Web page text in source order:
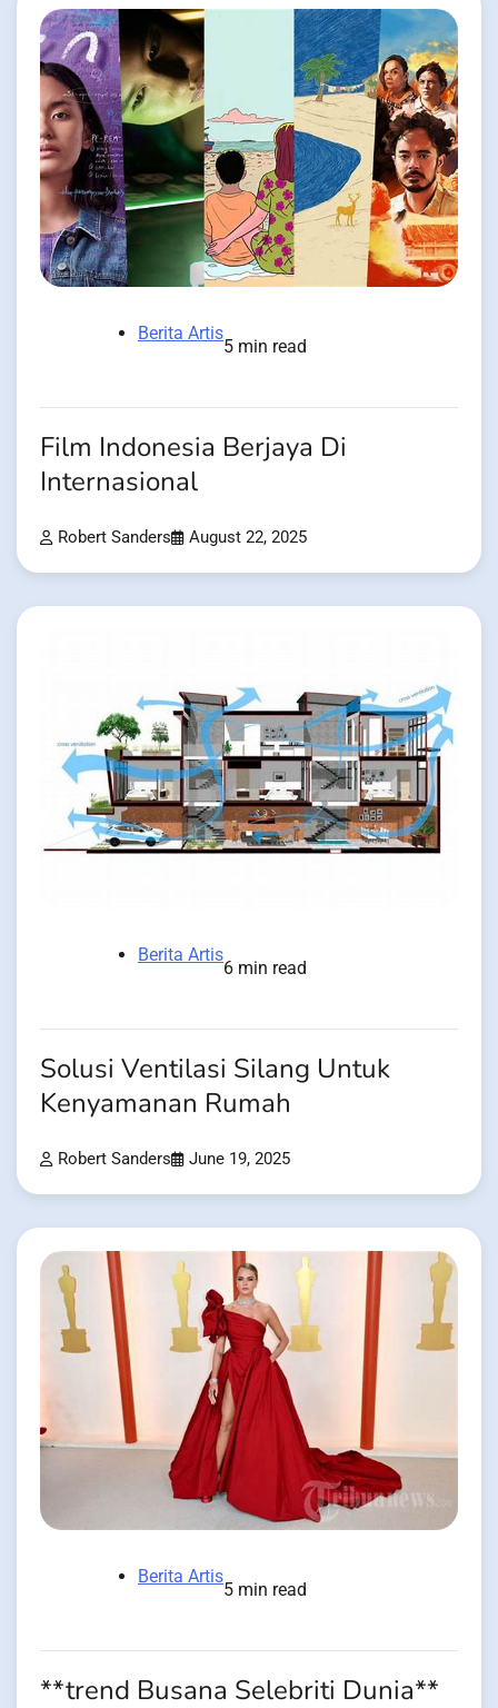
Berita Artis
5 min read
Film Indonesia Berjaya Di
Internasional
Robert Sanders August 22, 2025
Berita Artis
6 min read
Solusi Ventilasi Silang Untuk
Kenyamanan Rumah
Robert Sanders June 19, 2025
Berita Artis
5 min read
**trend Busana Selebriti Dunia**